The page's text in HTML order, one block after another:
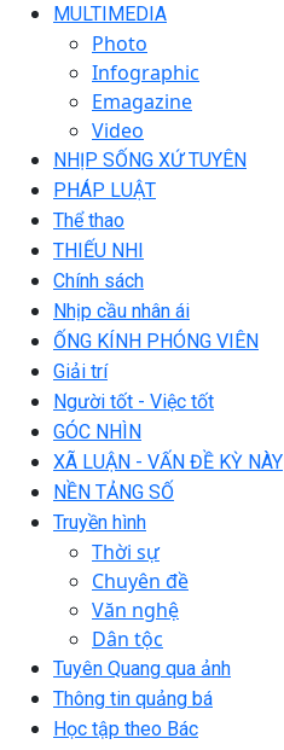
MULTIMEDIA
Photo
Infographic
Emagazine
Video
NHỊP SỐNG XỨ TUYÊN
PHÁP LUẬT
Thể thao
THIẾU NHI
Chính sách
Nhịp cầu nhân ái
ỐNG KÍNH PHÓNG VIÊN
Giải trí
Người tốt - Việc tốt
GÓC NHÌN
XÃ LUẬN - VẤN ĐỀ KỲ NÀY
NỀN TẢNG SỐ
Truyền hình
Thời sự
Chuyên đề
Văn nghệ
Dân tộc
Tuyên Quang qua ảnh
Thông tin quảng bá
Học tập theo Bác